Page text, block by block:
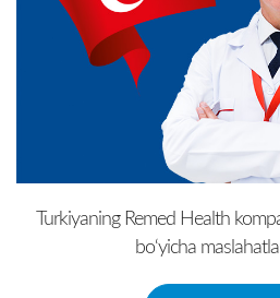
Turkiyaning Remed Health
bo‘yicha